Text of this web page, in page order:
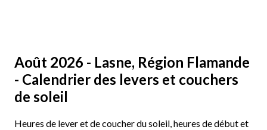
Août 2026 - Lasne, Région Flamande
- Calendrier des levers et couchers
de soleil
Heures de lever et de coucher du soleil, heures de début et